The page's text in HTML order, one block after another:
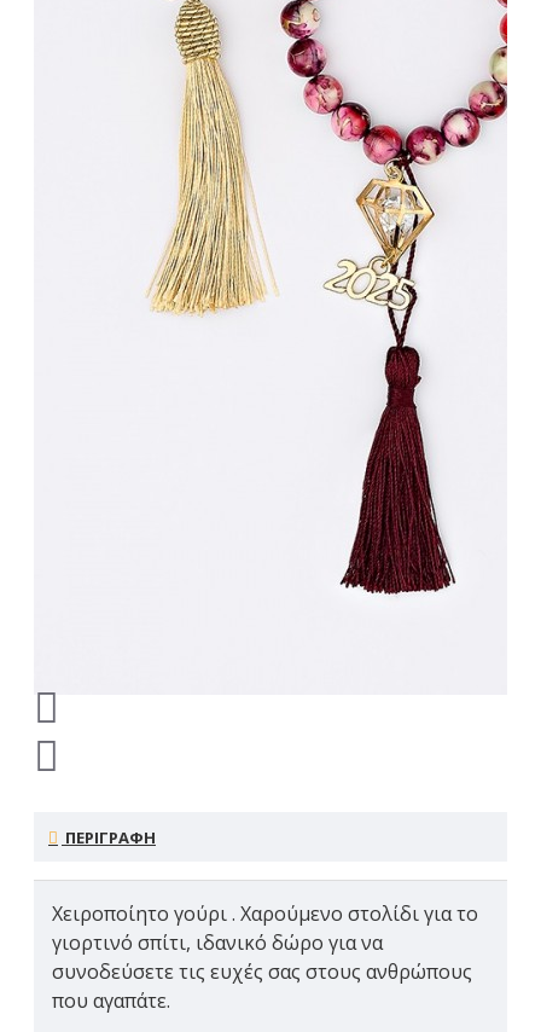
ΠΕΡΙΓΡΑΦΗ
Χειροποίητο γούρι . Χαρούμενο στολίδι για το
γιορτινό σπίτι, ιδανικό δώρο για να
συνοδεύσετε τις ευχές σας στους ανθρώπους
που αγαπάτε.